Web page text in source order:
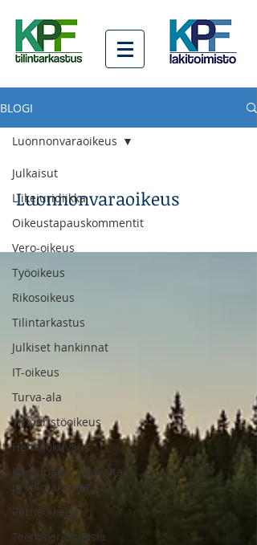
BLOGI
Julkaisut
Liikejuridiikka
Oikeustapauskommentit
Vero-oikeus
Työoikeus
Rikosoikeus
Tilintarkastus
Julkiset hankinnat
IT-oikeus
Turva-ala
Ympäristöoikeus
Henkilökuvaus
Kamppailu, väkivalta
ja voimakeinot
Perheoikeus
Teemakirjoituksia
Luonnonvaraoikeus
Luonnonvaraoikeus